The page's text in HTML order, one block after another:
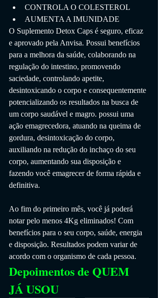
CONTROLA O COLESTEROL
AUMENTA A IMUNIDADE
O Suplemento Detox Caps é seguro, eficaz
e aprovado pela Anvisa. Possui benefícios
para a melhora da saúde, colaborando na
regulação do intestino, promovendo
saciedade, controlando apetite,
desintoxicando o corpo e consequentemente
potencializando os resultados na busca de
um corpo saudável e magro. possui uma
ação emagrecedora, atuando na queima de
gordura, desintoxicação do corpo,
auxiliando na redução do inchaço do seu
corpo, aumentando sua disposição e
fazendo você emagrecer de forma rápida e
definitiva.
Ao fim do primeiro mês, você já poderá
notar pelo menos 4Kg eliminados! Com
benefícios para o seu corpo, saúde, energia
e disposição. Resultados podem variar de
acordo com o organismo de cada pessoa.
Depoimentos de QUEM
JÁ USOU